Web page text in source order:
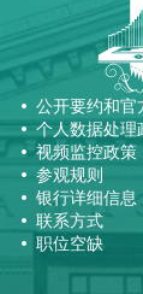
公开要约和官
个人数据处理
视频监控政策
参观规则
银行详细信息
联系方式
职位空缺